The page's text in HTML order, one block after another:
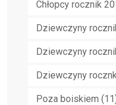
Chłopcy rocznik
Dziewczyny
Dziewczyny
Dziewczyny
Poza boiskiem